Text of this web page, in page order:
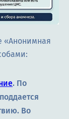
«Анонимная
. По
Во